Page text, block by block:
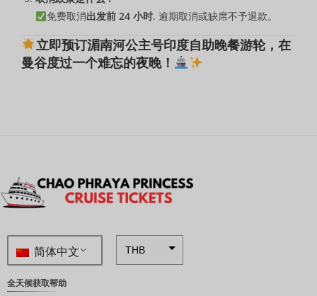
免费取消出发前 24 小时. 逾期取消或缺席不予退款。
立即预订湄南河公主号印度自助晚餐游轮，在
曼谷度过一个难忘的夜晚！
简体中文 THB
全天候获取帮助